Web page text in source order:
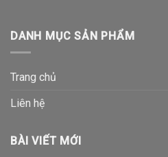
DANH MỤC SẢN PHẨM
Trang chủ
Liên hệ
BÀI VIẾT MỚI